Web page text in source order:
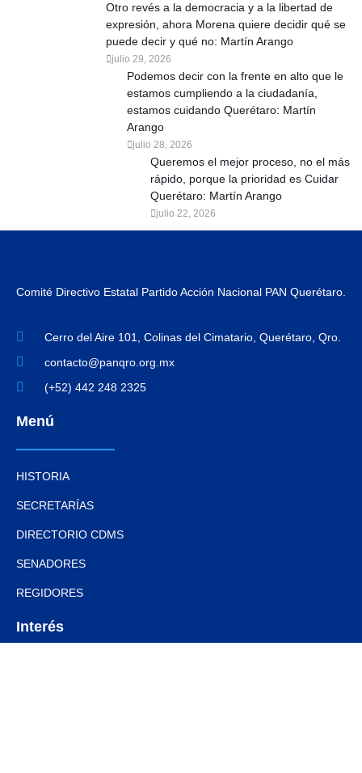
Otro revés a la democracia y a la libertad de
expresión, ahora Morena quiere decidir qué se
puede decir y qué no: Martín Arango
julio 29, 2026
Podemos decir con la frente en alto que le
estamos cumpliendo a la ciudadanía,
estamos cuidando Querétaro: Martín
Arango
julio 28, 2026
Queremos el mejor proceso, no el más
rápido, porque la prioridad es Cuidar
Querétaro: Martín Arango
julio 22, 2026
Comité Directivo Estatal Partido Acción Nacional PAN Querétaro.
Cerro del Aire 101, Colinas del Cimatario, Querétaro, Qro.
contacto@panqro.org.mx
(+52) 442 248 2325
Menú
HISTORIA
SECRETARÍAS
DIRECTORIO CDMS
SENADORES
REGIDORES
Interés